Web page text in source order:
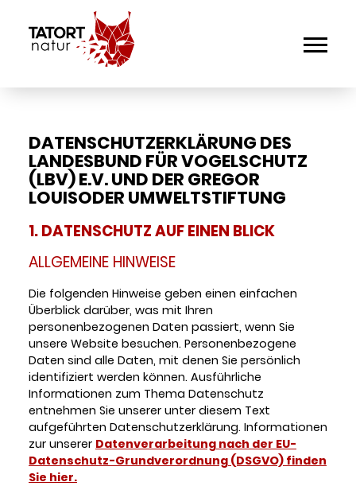
DATENSCHUTZERKLÄRUNG DES
LANDESBUND FÜR VOGELSCHUTZ
(LBV) E.V. UND DER GREGOR
LOUISODER UMWELTSTIFTUNG
1. DATENSCHUTZ AUF EINEN BLICK
ALLGEMEINE HINWEISE
Die folgenden Hinweise geben einen einfachen
Überblick darüber, was mit Ihren
personenbezogenen Daten passiert, wenn Sie
unsere Website besuchen. Personenbezogene
Daten sind alle Daten, mit denen Sie persönlich
identifiziert werden können. Ausführliche
Informationen zum Thema Datenschutz
entnehmen Sie unserer unter diesem Text
aufgeführten Datenschutzerklärung. Informationen
zur unserer Datenverarbeitung nach der EU-
Datenschutz-Grundverordnung (DSGVO) finden
Sie hier.